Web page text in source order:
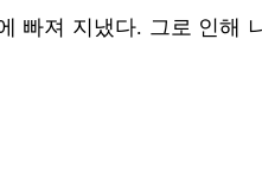
빠져 지냈다. 그로 인해